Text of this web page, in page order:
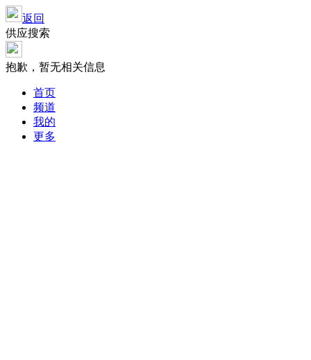
返回
供应搜索
抱歉，暂无相关信息
首页
频道
我的
更多